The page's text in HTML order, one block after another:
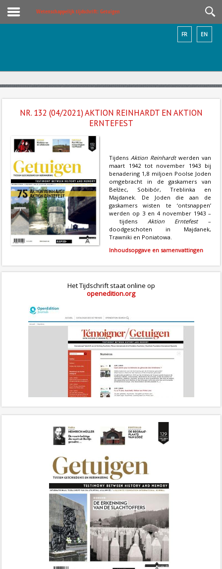
Wetenschappelijk tijdschrift: Getuigen
EN
FR
NR. 132 (04/2021) AKTION REINHARDT EN AKTION
ERNTEFEST
Tijdens Aktion Reinhardtwerden van
maart 1942 tot november 1943 bij
benadering 1,8 miljoen Poolse Joden
omgebracht in de gaskamers van
Bełżec, Sobibór, Treblinka en
Majdanek. De Joden die aan de
gaskamers wisten te ‘ontsnappen’
werden op 3 en 4 november 1943 –
tijdens Aktion Erntefest–
doodgeschoten in Majdanek,
Trawniki en Poniatowa.
Inhoudsopgave en samenvattingen
Het Tijdschrift staat online op
openedition.org